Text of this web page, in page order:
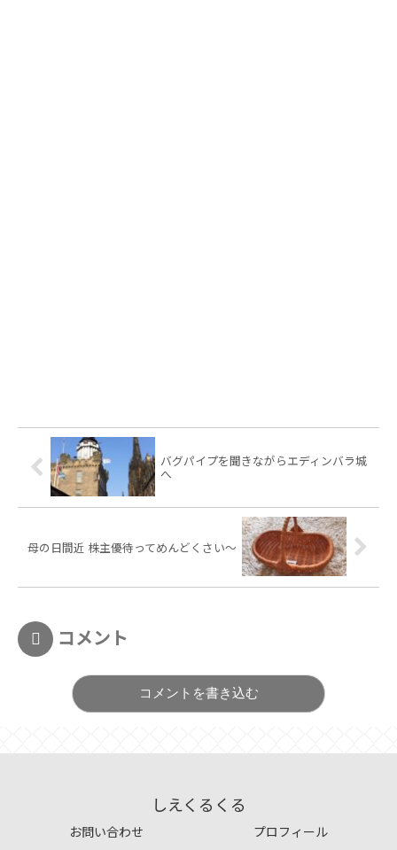
バグパイプを聞きながらエディンバラ城
へ
母の日間近 株主優待ってめんどくさい～
コメント
コメントを書き込む
しえくるくる
お問い合わせ
プロフィール